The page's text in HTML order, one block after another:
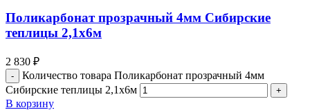
Поликарбонат прозрачный 4мм Сибирские
теплицы 2,1х6м
2 830 ₽
Количество товара Поликарбонат прозрачный 4мм
Сибирские теплицы 2,1х6м
В корзину